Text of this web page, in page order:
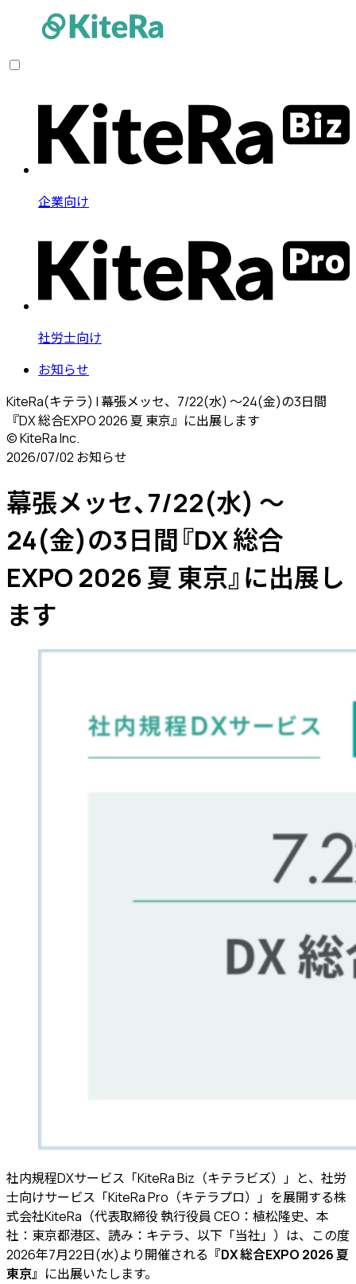
企業向け
社労士向け
お知らせ
KiteRa(キテラ) | 幕張メッセ、7/22(水) 〜24(金)の3日間
『DX 総合EXPO 2026 夏 東京』に出展します
© KiteRa Inc.
2026/07/02 お知らせ
幕張メッセ、7/22(水) 〜
24(金)の3日間『DX 総合
EXPO 2026 夏 東京』に出展し
ます
社内規程DXサービス「KiteRa Biz（キテラビズ）」と、社労
士向けサービス「KiteRa Pro（キテラプロ）」を展開する株
式会社KiteRa（代表取締役 執行役員 CEO：植松隆史、本
社：東京都港区、読み：キテラ、以下「当社」）は、この度
2026年7月22日(水)より開催される 『DX 総合EXPO 2026 夏
東京』 に出展いたします。